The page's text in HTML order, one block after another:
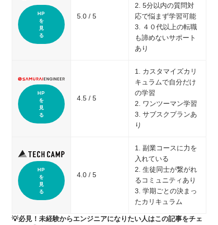
HP
を
見
る
5.0 / 5
2. 5分以内の質問対
応で悩まず学習可能
3. ４０代以上の転職
も諦めないサポート
あり
HP
を
見
る
4.5 / 5
1. カスタマイズカリ
キュラムで自分だけ
の学習
2. ワンツーマン学習
3. サブスクプランあ
り
HP
を
見
る
4.0 / 5
1. 副業コースに力を
入れている
2. 生徒同士が繋がれ
るコミュニティあり
3. 学期ごとの決まっ
たカリキュラム
💡必見！未経験からエンジニアになりたい人はこの記事をチェ